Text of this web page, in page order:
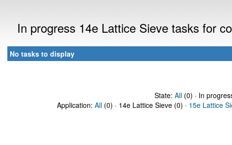
In progress 14e Lattice Sieve tasks for
No tasks to display
State: All(0) · In
Application: All (0) · 14e Lattice Sieve (0) · 15e Lattice